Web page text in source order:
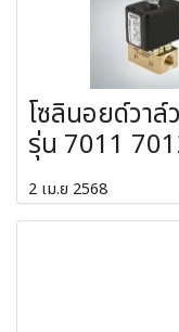
โซลินอยด์วา
รุ่น 7011
2 เม.ย 2568